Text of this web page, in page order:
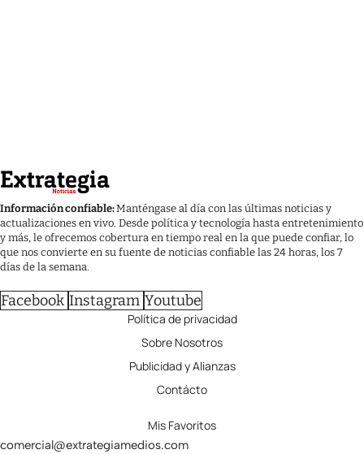
Información confiable:Manténgase al día con las últimas noticias y
actualizaciones en vivo. Desde política y tecnología hasta entretenimiento
y más, le ofrecemos cobertura en tiempo real en la que puede confiar, lo
que nos convierte en su fuente de noticias confiable las 24 horas, los 7
días de la semana.
Facebook Instagram Youtube
Política de privacidad
Sobre Nosotros
Publicidad y Alianzas
Contácto
Mis Favoritos
comercial@extrategiamedios.com